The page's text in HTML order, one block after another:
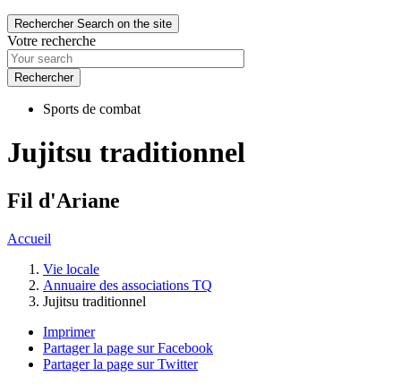
Rechercher Search on the site
Votre recherche
Sports de combat
Jujitsu traditionnel
Fil d'Ariane
Accueil
Vie locale
Annuaire des associations TQ
Jujitsu traditionnel
Imprimer
Partager la page sur Facebook
Partager la page sur Twitter